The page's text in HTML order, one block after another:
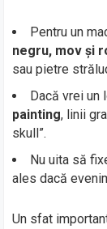
Pentru un
negru, mov și
sau pietre
Dacă vrei un
painting, linii
skull”.
Nu uita să
ales dacă
Un sfat